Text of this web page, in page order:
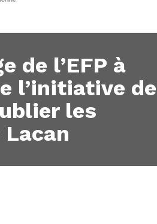
de l’EFP à
l’initiative de
les